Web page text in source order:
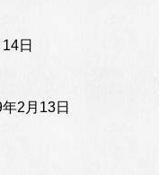
日
2月13日